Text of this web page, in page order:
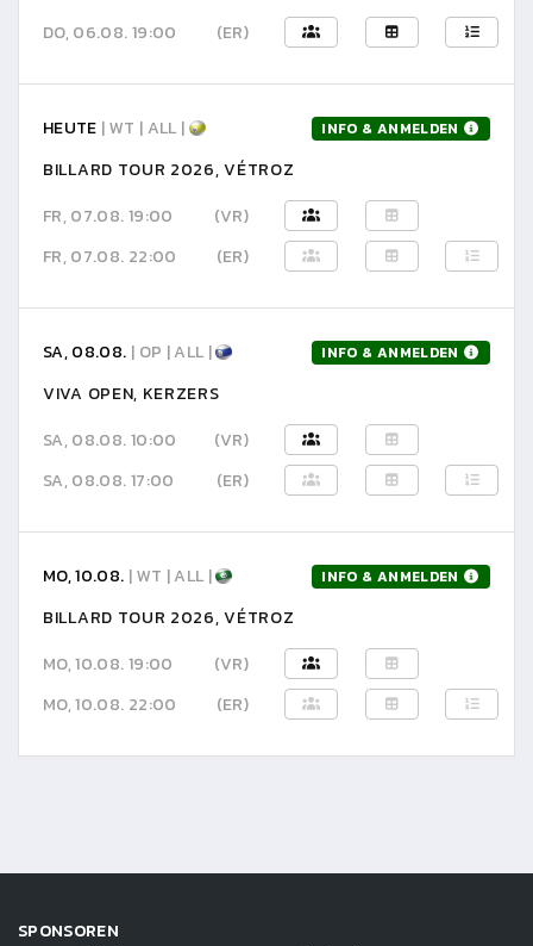
DO, 06.08. 19:00
(ER)
HEUTE | WT | ALL | INFO & ANMELDEN
BILLARD TOUR 2026, VÉTROZ
FR, 07.08. 19:00
(VR)
FR, 07.08. 22:00
(ER)
SA, 08.08. | OP | ALL | INFO & ANMELDEN
VIVA OPEN, KERZERS
SA, 08.08. 10:00
(VR)
SA, 08.08. 17:00
(ER)
MO, 10.08. | WT | ALL | INFO & ANMELDEN
BILLARD TOUR 2026, VÉTROZ
MO, 10.08. 19:00
(VR)
MO, 10.08. 22:00
(ER)
SPONSOREN